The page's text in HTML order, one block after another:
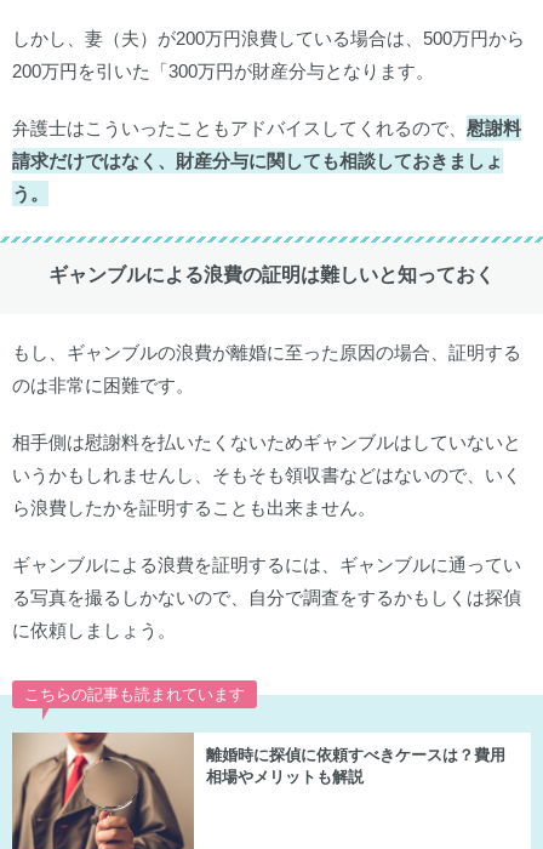
しかし、妻（夫）が200万円浪費している場合は、500万円から
200万円を引いた「300万円が財産分与となります。
弁護士はこういったこともアドバイスしてくれるので、 慰謝料
請求だけではなく、財産分与に関しても相談しておきましょ
う。
ギャンブルによる浪費の証明は難しいと知っておく
もし、ギャンブルの浪費が離婚に至った原因の場合、証明する
のは非常に困難です。
相手側は慰謝料を払いたくないためギャンブルはしていないと
いうかもしれませんし、そもそも領収書などはないので、いく
ら浪費したかを証明することも出来ません。
ギャンブルによる浪費を証明するには、ギャンブルに通ってい
る写真を撮るしかないので、自分で調査をするかもしくは探偵
に依頼しましょう。
こちらの記事も読まれています
離婚時に探偵に依頼すべきケースは？費用
相場やメリットも解説